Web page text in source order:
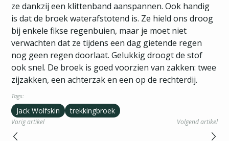
ze dankzij een klittenband aanspannen. Ook handig
is dat de broek waterafstotend is. Ze hield ons droog
bij enkele fikse regenbuien, maar je moet niet
verwachten dat ze tijdens een dag gietende regen
nog geen regen doorlaat. Gelukkig droogt de stof
ook snel. De broek is goed voorzien van zakken: twee
zijzakken, een achterzak en een op de rechterdij.
Tags:
Jack Wolfskin trekkingbroek
Vorig artikel Volgend artikel